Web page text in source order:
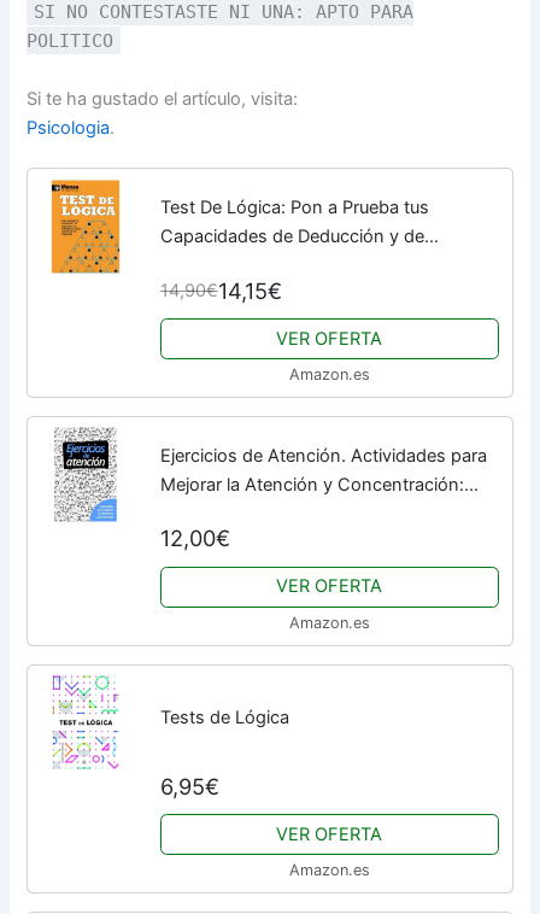
SI NO CONTESTASTE NI UNA: APTO PARA
POLITICO
Si te ha gustado el artículo, visita:
Psicologia.
Test De Lógica: Pon a Prueba tus
Capacidades de Deducción y de
Problemas (Mensa)
14,90€14,15€
VER OFERTA
Amazon.es
Ejercicios de Atención. Actividades para
Mejorar la Atención y Concentración:
y Mejora la Capacidad de Atención....
12,00€
VER OFERTA
Amazon.es
Tests de Lógica
6,95€
VER OFERTA
Amazon.es